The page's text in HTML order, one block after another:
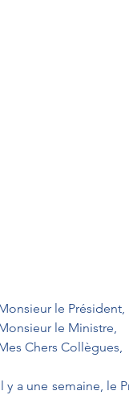
le Président,
le Ministre,
Chers Collègues,
y a une semaine, le